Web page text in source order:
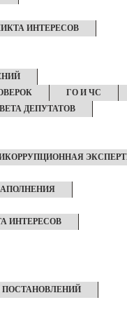
ИНТЕРЕСОВ
ГО И ЧС
ДЕПУТАТОВ
ИНТЕРЕСОВ